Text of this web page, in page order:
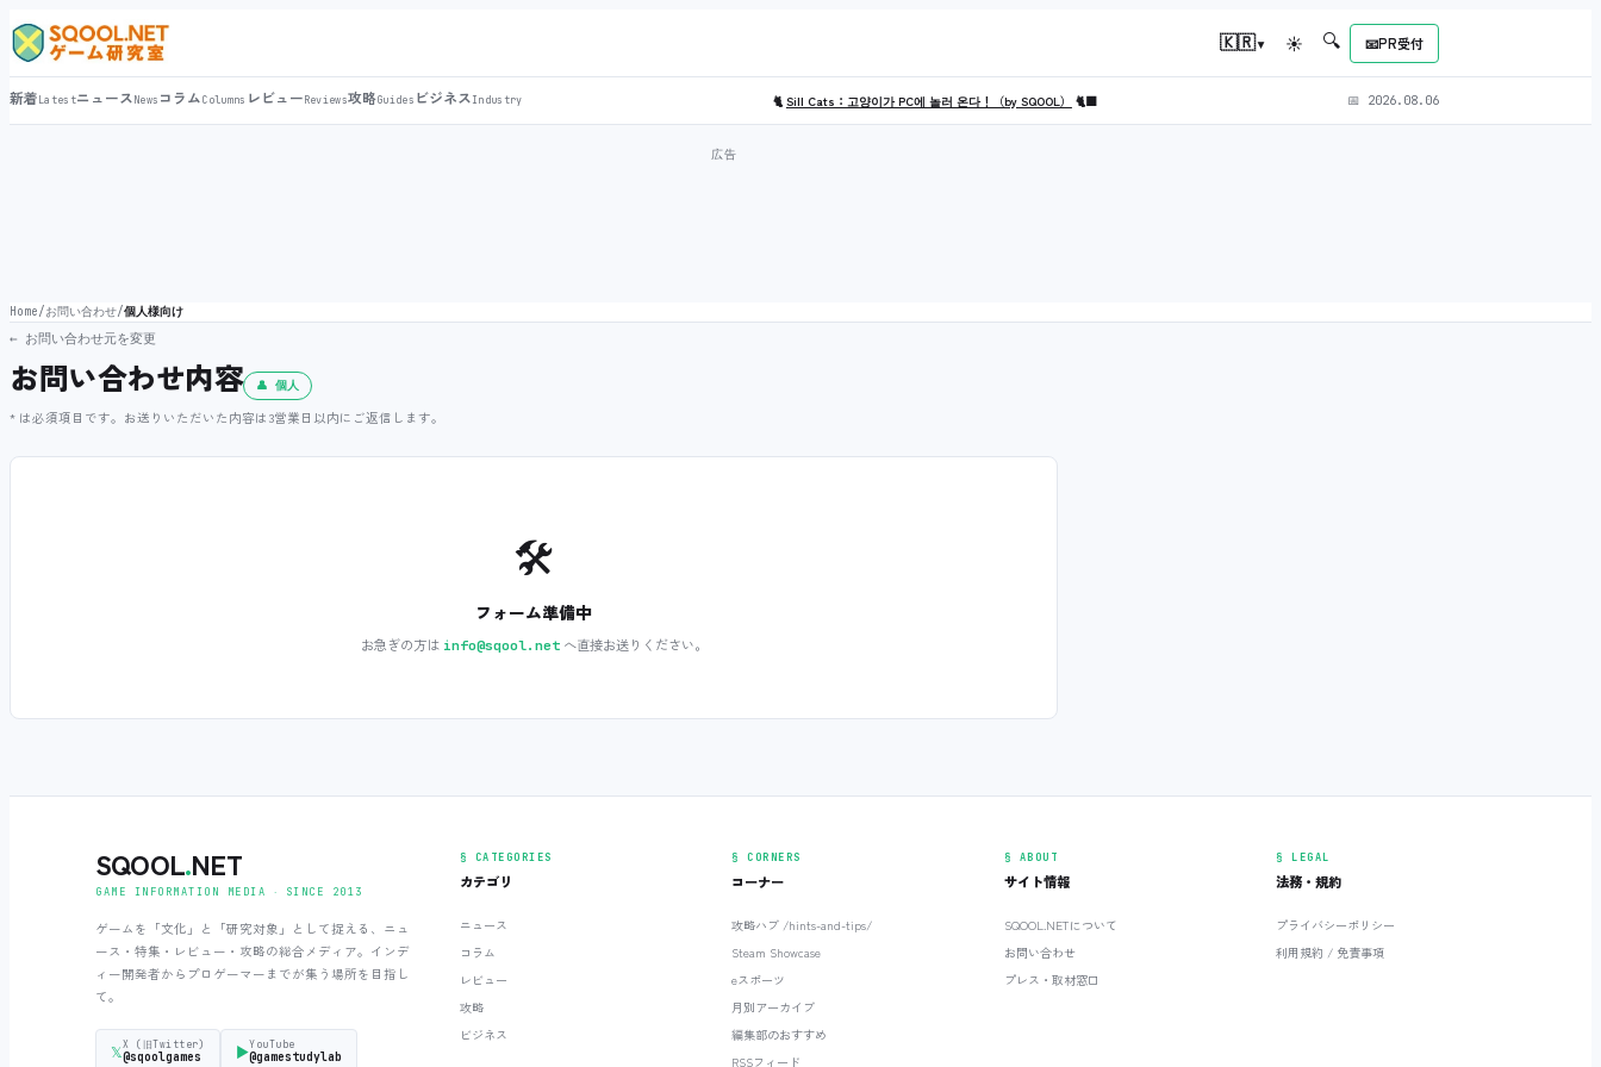
🇰🇷▾ ☀ 🔍 📧PR受付
新着LatestニュースNews コラムColumns レビューReviews攻略Guides ビジネスIndustry 🐈Sill Cats：고양이가 PC에 놀러 온다！（by SQOOL） 🐈‍⬛ 📅 2026.08.06
Home/お問い合わせ/個人様向け
← お問い合わせ元を変更
お問い合わせ内容 👤 個人
* は必須項目です。お送りいただいた内容は3営業日以内にご返信します。
🛠️
フォーム準備中
お急ぎの方は info@sqool.netへ直接お送りください。
SQOOL.NET
GAME INFORMATION MEDIA ‧ SINCE 2013
ゲームを「文化」と「研究対象」として捉える、ニュ
ース・特集・レビュー・攻略の総合メディア。インデ
ィー開発者からプロゲーマーまでが集う場所を目指し
て。
𝕏X (旧Twitter)
@sqoolgames ▶YouTube
@gamestudylab
§ CATEGORIES
カテゴリ
ニュース
コラム
レビュー
攻略
ビジネス
§ CORNERS
コーナー
攻略ハブ /hints-and-tips/
Steam Showcase
eスポーツ
月別アーカイブ
編集部のおすすめ
RSSフィード
§ ABOUT
サイト情報
SQOOL.NETについて
お問い合わせ
プレス・取材窓口
§ LEGAL
法務・規約
プライバシーポリシー
利用規約 / 免責事項